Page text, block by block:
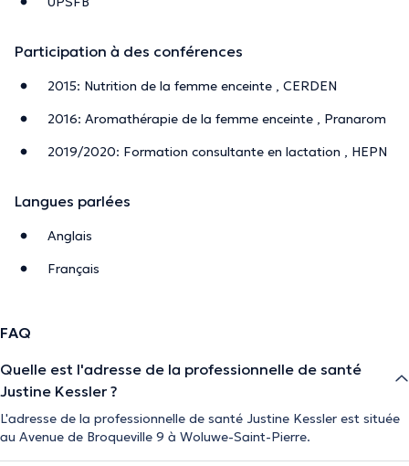
Participation à des conférences
2015: Nutrition de la femme enceinte , CERDEN
2016: Aromathérapie de la femme enceinte , Pranarom
2019/2020: Formation consultante en lactation , HEPN
Langues parlées
Anglais
Français
FAQ
Quelle est l'adresse de la professionnelle de santé
Justine Kessler ?
L'adresse de la professionnelle de santé Justine Kessler est située
au Avenue de Broqueville 9 à Woluwe-Saint-Pierre.